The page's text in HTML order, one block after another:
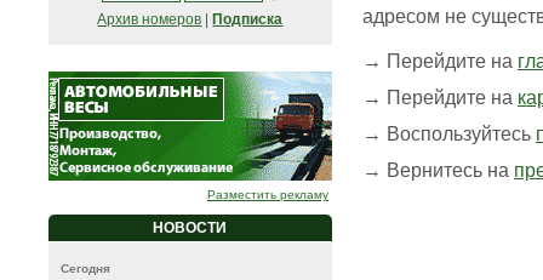
Архив номеров Подписка
Разместить рекламу
НОВОСТИ
Сегодня
адресом не
→ Перейдите на
→ Перейдите на
→ Воспользуйтесь
→ Вернитесь на